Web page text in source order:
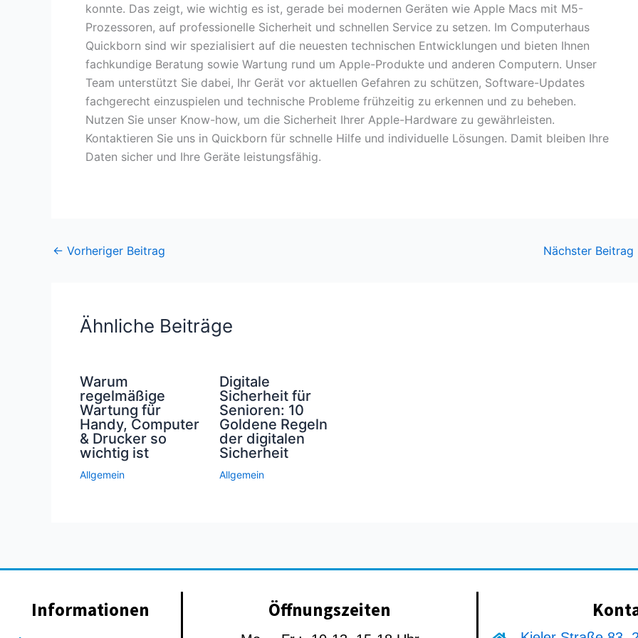
konnte. Das zeigt, wie wichtig es ist, gerade bei modernen Geräten wie Apple Macs mit M5-
Prozessoren, auf professionelle Sicherheit und schnellen Service zu setzen. Im Computerhaus
Quickborn sind wir spezialisiert auf die neuesten technischen Entwicklungen und bieten Ihnen
fachkundige Beratung sowie Wartung rund um Apple-Produkte und anderen Computern. Unser
Team unterstützt Sie dabei, Ihr Gerät vor aktuellen Gefahren zu schützen, Software-Updates
fachgerecht einzuspielen und technische Probleme frühzeitig zu erkennen und zu beheben.
Nutzen Sie unser Know-how, um die Sicherheit Ihrer Apple-Hardware zu gewährleisten.
Kontaktieren Sie uns in Quickborn für schnelle Hilfe und individuelle Lösungen. Damit bleiben Ihre
Daten sicher und Ihre Geräte leistungsfähig.
← Vorheriger Beitrag Nächster Beitrag
Ähnliche Beiträge
Warum
regelmäßige
Wartung für
Handy, Computer
& Drucker so
wichtig ist
Allgemein
Digitale
Sicherheit für
Senioren: 10
Goldene Regeln
der digitalen
Sicherheit
Allgemein
Informationen Öffnungszeiten